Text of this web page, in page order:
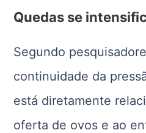
Quedas se
Segundo
continuidade da
está diretamente
oferta de ovos e ao